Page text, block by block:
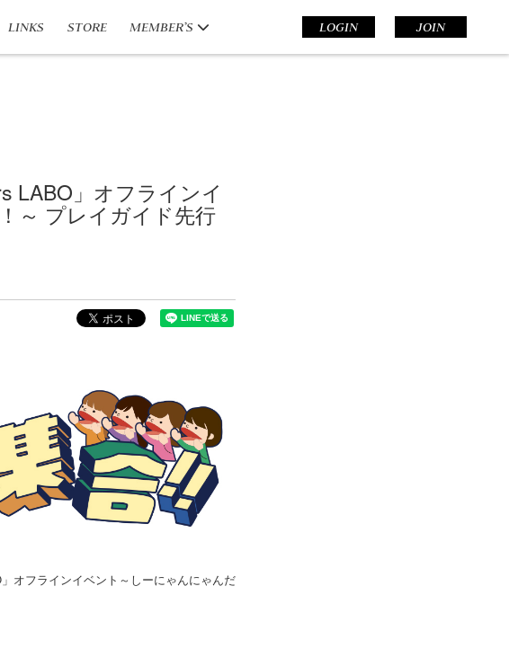
LINKS STORE MEMBER’S LOGIN JOIN
LABO」オフラインイ
～ プレイガイド先行
オフラインイベント～しーにゃんにゃんだ